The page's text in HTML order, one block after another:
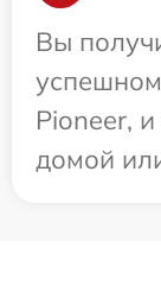
Вы
Pioneer,
домой